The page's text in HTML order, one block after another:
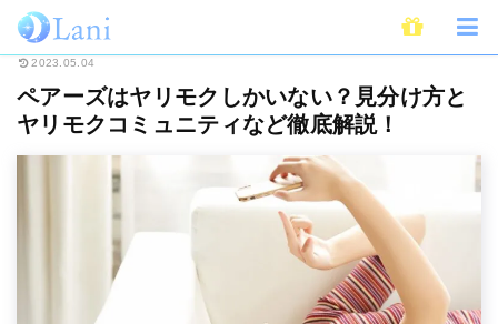
ホーム 恋愛 ペアーズはヤリモクし
2023.05.04
ペアーズはヤリモクしかいない？見分け方と
ヤリモクコミュニティなど徹底解説！